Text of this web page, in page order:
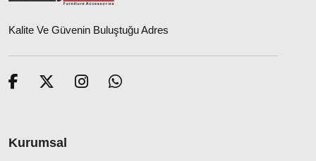
Kalite Ve Güvenin Buluştuğu Adres
Kurumsal